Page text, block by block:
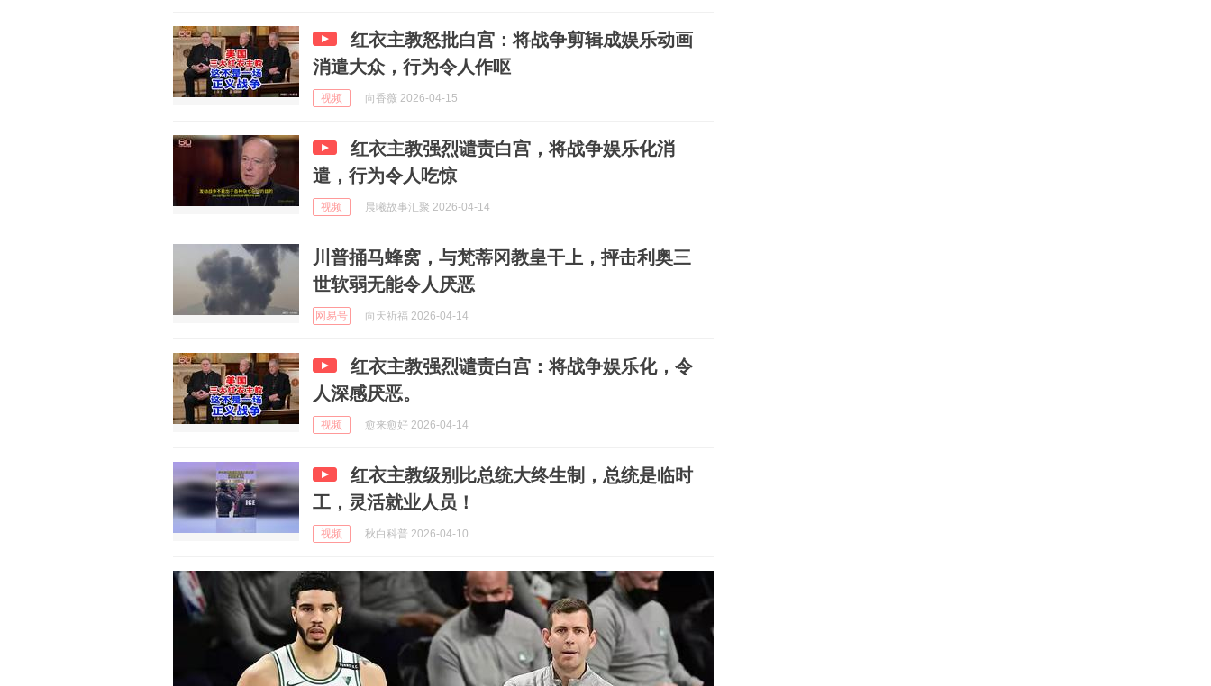
红衣主教怒批白宫：将战争剪辑成娱乐动画
消遣大众，行为令人作呕
视频 向香薇 2026-04-15
红衣主教强烈谴责白宫，将战争娱乐化消
遣，行为令人吃惊
视频 晨曦故事汇聚 2026-04-14
川普捅马蜂窝，与梵蒂冈教皇干上，抨击利奥三
世软弱无能令人厌恶
网易号 向天祈福 2026-04-14
红衣主教强烈谴责白宫：将战争娱乐化，令
人深感厌恶。
视频 愈来愈好 2026-04-14
红衣主教级别比总统大终生制，总统是临时
工，灵活就业人员！
视频 秋白科普 2026-04-10